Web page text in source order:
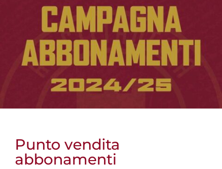
Punto vendita
abbonamenti